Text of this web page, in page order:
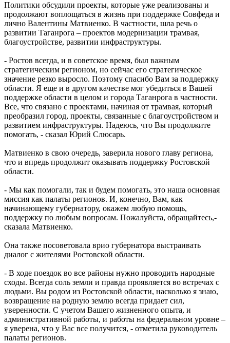
Политики обсудили проекты, которые уже реализованы и
продолжают воплощаться в жизнь при поддержке Совфеда и
лично Валентины Матвиенко. В частности, шла речь о
развитии Таганрога – проектов модернизации трамвая,
благоустройстве, развитии инфраструктуры.
- Ростов всегда, и в советское время, был важным
стратегическим регионом, но сейчас его стратегическое
значение резко выросло. Поэтому спасибо Вам за поддержку
области. Я еще и в другом качестве мог убедиться в Вашей
поддержке области в целом и города Таганрога в частности.
Все, что связано с проектами, начиная от трамвая, который
преобразил город, проекты, связанные с благоустройством и
развитием инфраструктуры. Надеюсь, что Вы продолжите
помогать, - сказал Юрий Слюсарь.
Матвиенко в свою очередь, заверила нового главу региона,
что и впредь продолжит оказывать поддержку Ростовской
области.
- Мы как помогали, так и будем помогать, это наша основная
миссия как палаты регионов. И, конечно, Вам, как
начинающему губернатору, окажем любую помощь,
поддержку по любым вопросам. Пожалуйста, обращайтесь,-
сказала Матвиенко.
Она также посоветовала врио губернатора выстраивать
диалог с жителями Ростовской области.
- В ходе поездок во все районы нужно проводить народные
сходы. Всегда соль земли и правда проявляется во встречах с
людьми. Вы родом из Ростовской области, насколько я знаю,
возвращение на родную землю всегда придает сил,
уверенности. С учетом Вашего жизненного опыта, и
административной работы, и работы на федеральном уровне –
я уверена, что у Вас все получится, - отметила руководитель
палаты регионов.